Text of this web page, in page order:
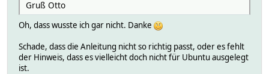
Gruß Otto
Oh, dass wusste ich gar nicht. Danke
Schade, dass die Anleitung nicht so richtig passt, oder es fehlt
der Hinweis, dass es vielleicht doch nicht für Ubuntu ausgelegt
ist.